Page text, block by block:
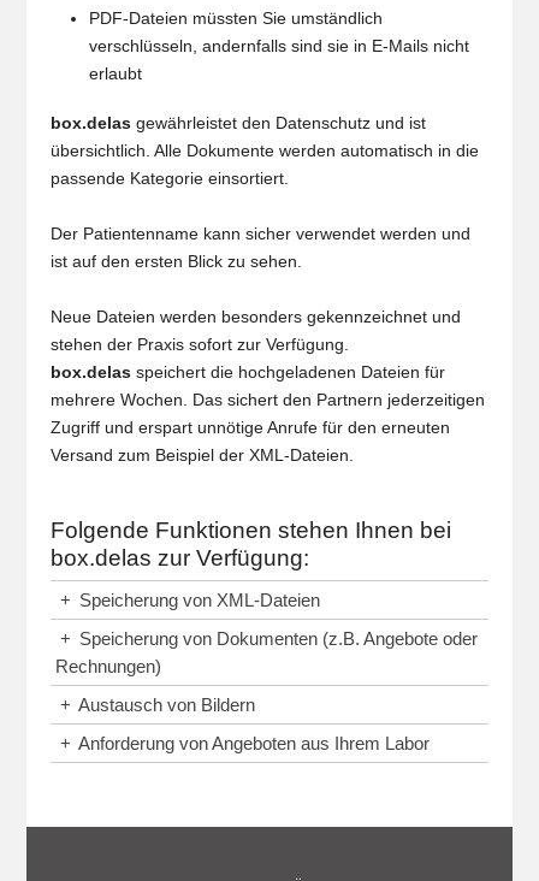
PDF-Dateien müssten Sie umständlich
verschlüsseln, andernfalls sind sie in E-Mails nicht
erlaubt
box.delas gewährleistet den Datenschutz und ist
übersichtlich. Alle Dokumente werden automatisch in die
passende Kategorie einsortiert.
Der Patientenname kann sicher verwendet werden und
ist auf den ersten Blick zu sehen.
Neue Dateien werden besonders gekennzeichnet und
stehen der Praxis sofort zur Verfügung.
box.delas speichert die hochgeladenen Dateien für
mehrere Wochen. Das sichert den Partnern jederzeitigen
Zugriff und erspart unnötige Anrufe für den erneuten
Versand zum Beispiel der XML-Dateien.
Folgende Funktionen stehen Ihnen bei
box.delas zur Verfügung:
+ Speicherung von XML-Dateien
+ Speicherung von Dokumenten (z.B. Angebote oder
Rechnungen)
+ Austausch von Bildern
+ Anforderung von Angeboten aus Ihrem Labor